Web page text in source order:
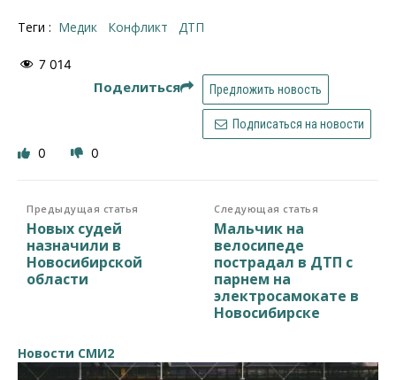
Теги : медик конфликт ДТП
7 014
Поделиться Предложить новость
Подписаться на новости
0 0
Предыдущая статья
Новых судей
назначили в
Новосибирской
области
Следующая статья
Мальчик на
велосипеде
пострадал в ДТП с
парнем на
электросамокате в
Новосибирске
Новости СМИ2